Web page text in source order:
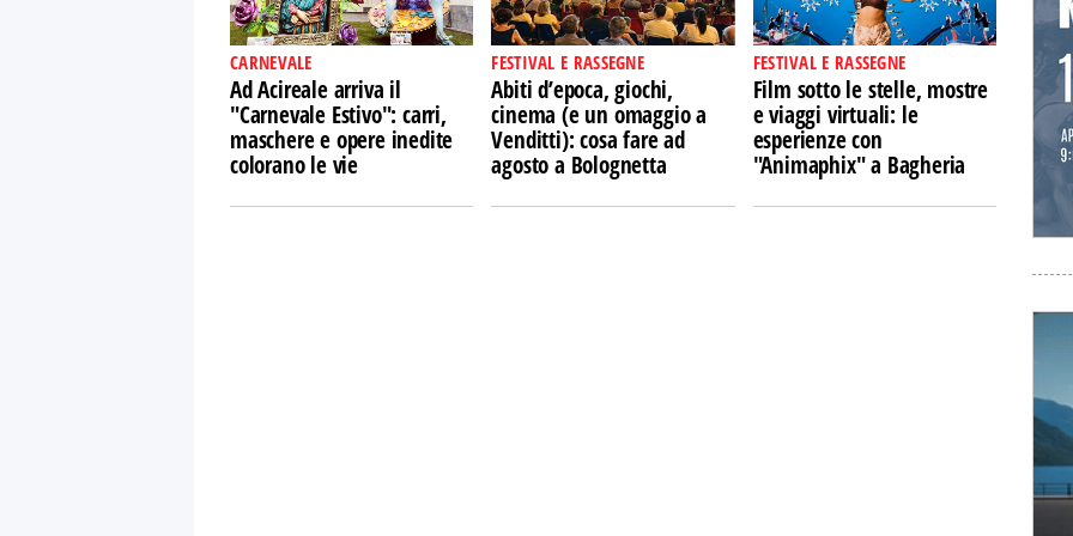
CARNEVALE
Ad Acireale arriva il
"Carnevale Estivo": carri,
maschere e opere inedite
colorano le vie
FESTIVAL E RASSEGNE
Abiti d’epoca, giochi,
cinema (e un omaggio a
Venditti): cosa fare ad
agosto a Bolognetta
FESTIVAL E RASSEGNE
Film sotto le stelle, mostre
e viaggi virtuali: le
esperienze con
"Animaphix" a Bagheria